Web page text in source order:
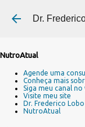
Dr.
NutroAtual
Agende uma
Conheça mais
Siga meu canal no
Visite meu site
Dr. Frederico Lobo
NutroAtual